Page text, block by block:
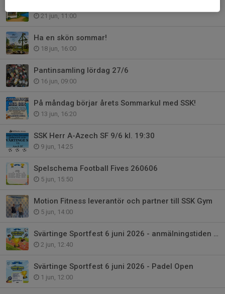
21 jun, 11:00
Ha en skön sommar!
18 jun, 16:00
Pantinsamling lördag 27/6
16 jun, 09:00
På måndag börjar årets Sommarkul med SSK!
13 jun, 16:20
SSK Herr A-Azech SF 9/6 kl. 19:30
9 jun, 14:25
Spelschema Football Fives 260606
5 jun, 15:50
Motion Fitness leverantör och partner till SSK Gym
5 jun, 14:00
Svärtinge Sportfest 6 juni 2026 - anmälningstiden förlängs till torsdag 4/6
2 jun, 12:40
Svärtinge Sportfest 6 juni 2026 - Padel Open
1 jun, 12:00